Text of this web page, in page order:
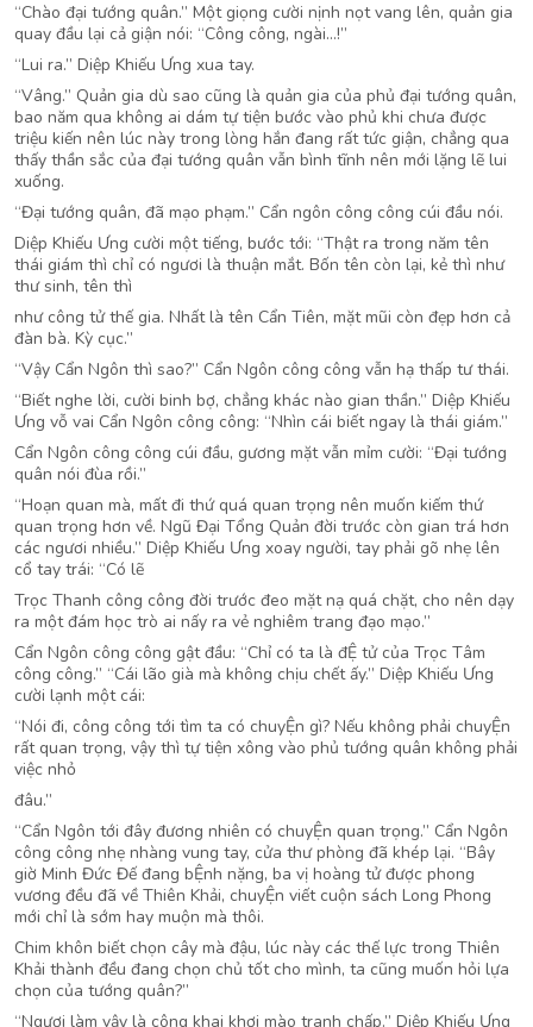
“Chào đại tướng quân.” Một giọng cười nịnh nọt vang lên, quản gia
quay đầu lại cả giận nói: “Công công, ngài…!”
“Lui ra.” Diệp Khiếu Ưng xua tay.
“Vâng.” Quản gia dù sao cũng là quản gia của phủ đại tướng quân,
bao năm qua không ai dám tự tiện bước vào phủ khi chưa được
triệu kiến nên lúc này trong lòng hắn đang rất tức giận, chẳng qua
thấy thần sắc của đại tướng quân vẫn bình tĩnh nên mới lặng lẽ lui
xuống.
“Đại tướng quân, đã mạo phạm.” Cẩn ngôn công công cúi đầu nói.
Diệp Khiếu Ưng cười một tiếng, bước tới: “Thật ra trong năm tên
thái giám thì chỉ có ngươi là thuận mắt. Bốn tên còn lại, kẻ thì như
thư sinh, tên thì
như công tử thế gia. Nhất là tên Cẩn Tiên, mặt mũi còn đẹp hơn cả
đàn bà. Kỳ cục.”
“Vậy Cẩn Ngôn thì sao?” Cẩn Ngôn công công vẫn hạ thấp tư thái.
“Biết nghe lời, cười binh bợ, chẳng khác nào gian thần.” Diệp Khiếu
Ưng vỗ vai Cẩn Ngôn công công: “Nhìn cái biết ngay là thái giám.”
Cẩn Ngôn công công cúi đầu, gương mặt vẫn mỉm cười: “Đại tướng
quân nói đùa rồi.”
“Hoạn quan mà, mất đi thứ quá quan trọng nên muốn kiếm thứ
quan trọng hơn về. Ngũ Đại Tổng Quản đời trước còn gian trá hơn
các ngươi nhiều.” Diệp Khiếu Ưng xoay người, tay phải gõ nhẹ lên
cổ tay trái: “Có lẽ
Trọc Thanh công công đời trước đeo mặt nạ quá chặt, cho nên dạy
ra một đám học trò ai nấy ra vẻ nghiêm trang đạo mạo.”
Cẩn Ngôn công công gật đầu: “Chỉ có ta là đỆ tử của Trọc Tâm
công công.” “Cái lão già mà không chịu chết ấy.” Diệp Khiếu Ưng
cười lạnh một cái:
“Nói đi, công công tới tìm ta có chuyỆn gì? Nếu không phải chuyỆn
rất quan trọng, vậy thì tự tiện xông vào phủ tướng quân không phải
việc nhỏ
đâu.”
“Cẩn Ngôn tới đây đương nhiên có chuyỆn quan trọng.” Cẩn Ngôn
công công nhẹ nhàng vung tay, cửa thư phòng đã khép lại. “Bây
giờ Minh Đức Đế đang bỆnh nặng, ba vị hoàng tử được phong
vương đều đã về Thiên Khải, chuyỆn viết cuộn sách Long Phong
mới chỉ là sớm hay muộn mà thôi.
Chim khôn biết chọn cây mà đậu, lúc này các thế lực trong Thiên
Khải thành đều đang chọn chủ tốt cho mình, ta cũng muốn hỏi lựa
chọn của tướng quân?”
“Ngươi làm vậy là công khai khơi mào tranh chấp.” Diệp Khiếu Ưng